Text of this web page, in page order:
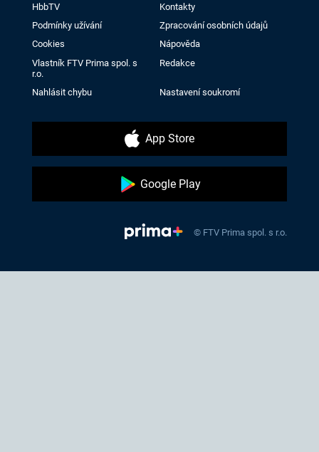
HbbTV
Kontakty
Podmínky užívání
Zpracování osobních údajů
Cookies
Nápověda
Vlastník FTV Prima spol. s
r.o.
Redakce
Nahlásit chybu Nastavení soukromí
App Store
Google Play
© FTV Prima spol. s r.o.